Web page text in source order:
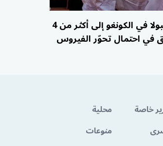
ارتفاع إصابات إيبولا في الكونغو إلى أكثر من 4
في احتمال تحوّر الفيروس
خاصة
محلية
منوعات